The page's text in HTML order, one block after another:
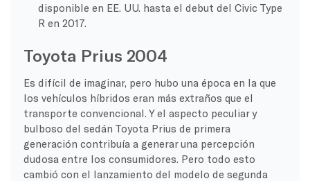
disponible en EE. UU. hasta el debut del Civic Type
R en 2017.
Toyota Prius 2004
Es difícil de imaginar, pero hubo una época en la que
los vehículos híbridos eran más extraños que el
transporte convencional. Y el aspecto peculiar y
bulboso del sedán Toyota Prius de primera
generación contribuía a generar una percepción
dudosa entre los consumidores. Pero todo esto
cambió con el lanzamiento del modelo de segunda